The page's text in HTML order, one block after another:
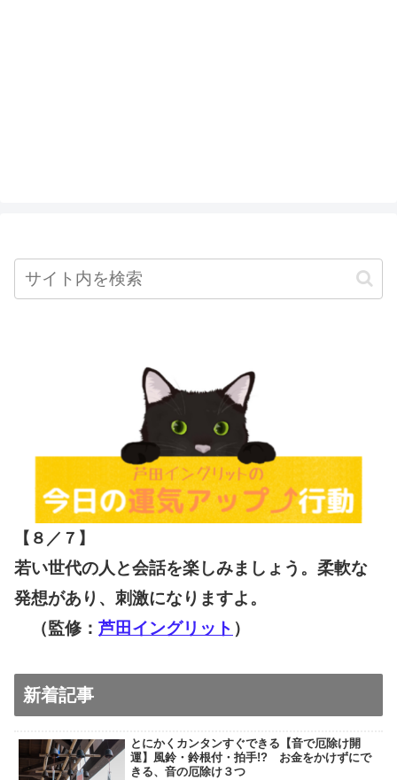
【８／７ 】
若い世代の人と会話を楽しみましょう。柔軟な
発想があり、刺激になりますよ。
（監修： 芦田イングリット ）
新着記事
とにかくカンタンすぐできる【音で厄除け開
運】風鈴・鈴根付・拍手!? お金をかけずにで
きる、音の厄除け３つ